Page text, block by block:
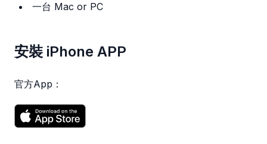
一台 Mac or PC
安裝 iPhone APP
官方App：